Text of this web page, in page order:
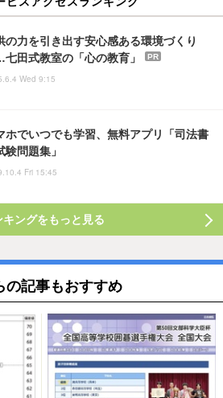
の力を引き出す安心感ある環境づくり
田式教室の「心の教育」
PR
Wed 9:15
ホでいつでも学習、無料アプリ「司法書
験問題集」
Fri 15:45
キングをもっと見る
の記事もおすすめ